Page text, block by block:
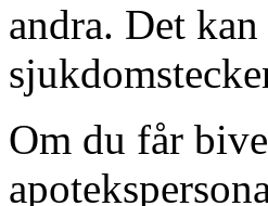
andra. Det
Om du får